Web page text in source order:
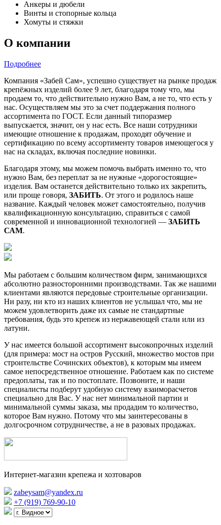
Анкеры и дюбели
Винты и стопорные кольца
Хомуты и стяжки
О компании
Подробнее
Компания «Забей Сам», успешно существует на рынке продаж
крепёжных изделий более 9 лет, благодаря тому что, мы
продаем то, что действительно нужно Вам, а не то, что есть у
нас. Осуществляем мы это за счет поддержания полного
ассортимента по ГОСТ. Если данный типоразмер
выпускается, значит, он у нас есть. Все наши сотрудники
имеющие отношение к продажам, проходят обучение и
сертификацию по всему ассортименту товаров имеющегося у
нас на складах, включая последние новинки.
Благодаря этому, мы можем помочь выбрать именно то, что
нужно Вам, без переплат за не нужные «дорогостоящие»
изделия. Вам останется действительно только их закрепить,
или проще говоря, ЗАБИТЬ. От этого и родилось наше
название. Каждый человек может самостоятельно, получив
квалификационную консультацию, справиться с самой
современной и инновационной технологией — ЗАБИТЬ
САМ.
Мы работаем с большим количеством фирм, занимающихся
абсолютно разносторонними производствами. Так же нашими
клиентами являются передовые строительные организации.
Ни разу, ни кто из наших клиентов не услышал что, мы не
можем удовлетворить даже их самые не стандартные
требования, будь это крепеж из нержавеющей стали или из
латуни.
У нас имеется большой ассортимент высокопрочных изделий
(для примера: мост на остров Русский, множество мостов при
строительстве Сочинских объектов), к которым мы имеем
самое непосредственное отношение. Работаем как по системе
предоплаты, так и по постоплате. Позвоните, и наши
специалисты подберут удобную систему взаиморасчетов
специально для Вас. У нас нет минимальной партии и
минимальной суммы заказа, мы продадим то количество,
которое Вам нужно. Потому что мы заинтересованы в
долгосрочном сотрудничестве, а не в разовых продажах.
Интернет-магазин крепежа и хозтоваров
zabeysam@yandex.ru
+7 (919) 769-90-10